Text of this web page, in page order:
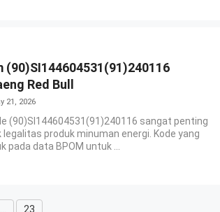
(90)SI144604531(91)240116
Red Bull
21, 2026
(90)SI144604531(91)240116 sangat penting
legalitas produk minuman energi. Kode yang
pada data BPOM untuk ...
23